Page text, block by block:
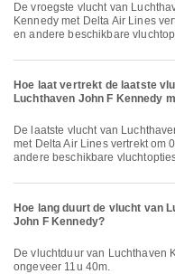
De vroegste vlucht van Luchthaven Kotoka naar Luchthaven John F
Kennedy met Delta Air Lines
en andere beschikbare
Hoe laat vertrekt de laatste
Luchthaven John F Kennedy
De laatste vlucht van Luchthaven Kotoka naar Luchthaven John F Kennedy
met Delta Air Lines vertrekt om
andere beschikbare
Hoe lang duurt de vlucht van
John F Kennedy?
De vluchtduur van Luchthaven Kotoka naar Luchthaven John F Kennedy is
ongeveer 11u 40m.